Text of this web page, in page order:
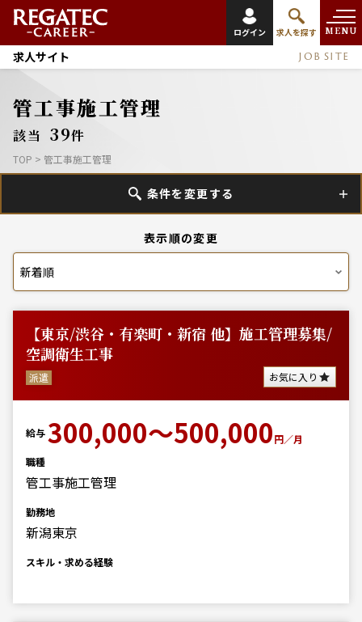
ログイン 求人を探す MENU
求人サイト JOB SITE
管工事施工管理
該当 39件
TOP > 管工事施工管理
条件を変更する
表示順の変更
【東京/渋谷・有楽町・新宿 他】施工管理募集/
空調衛生工事
派遣 お気に入り
給与300,000～500,000円／月
職種
管工事施工管理
勤務地
新潟東京
スキル・求める経験